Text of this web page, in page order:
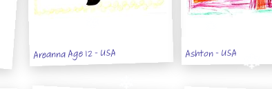
Areanna Age 12 - USA Ashton - USA